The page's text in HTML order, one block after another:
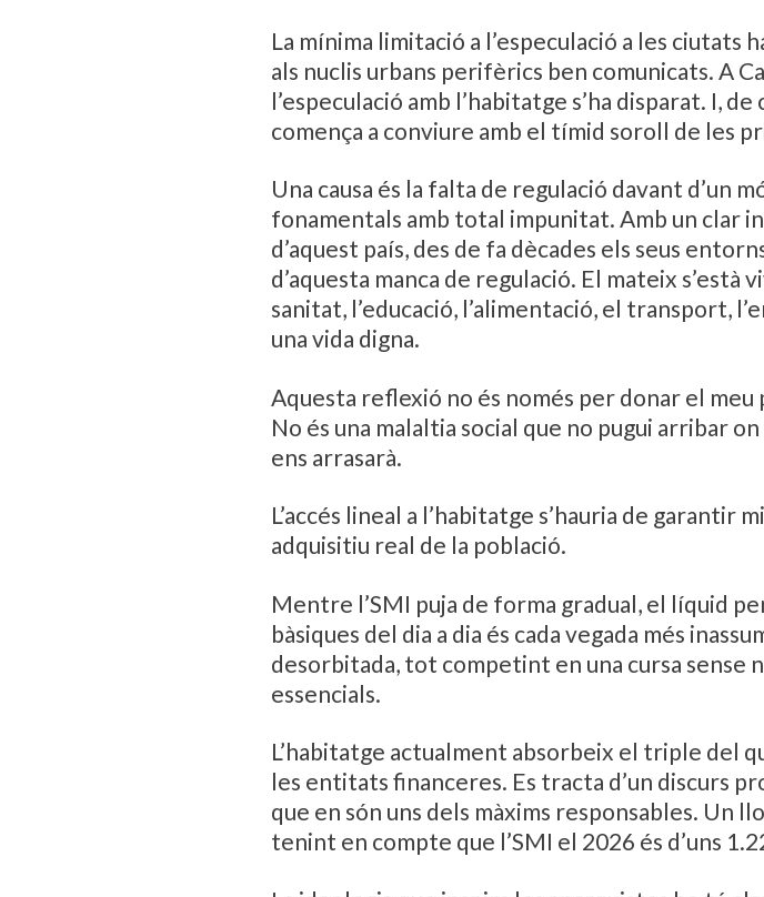
La mínima limitació a l’especulació a les
als nuclis urbans perifèrics ben comunicats. A
l’especulació amb l’habitatge s’ha disparat. I,
comença a conviure amb el tímid soroll de les
Una causa és la falta de regulació davant d’un
fonamentals amb total impunitat. Amb un clar
d’aquest país, des de fa dècades els seus
d’aquesta manca de regulació. El mateix
sanitat, l’educació, l’alimentació, el transport,
una vida digna.
Aquesta reflexió no és només per donar el
No és una malaltia social que no pugui arribar
ens arrasarà.
L’accés lineal a l’habitatge s’hauria de
adquisitiu real de la població.
Mentre l’SMI puja de forma gradual, el líquid
bàsiques del dia a dia és cada vegada més
desorbitada, tot competint en una cursa sense
essencials.
L’habitatge actualment absorbeix el triple del
les entitats financeres. Es tracta d’un discurs
que en són uns dels màxims responsables. Un
tenint en compte que l’SMI el 2026 és d’uns